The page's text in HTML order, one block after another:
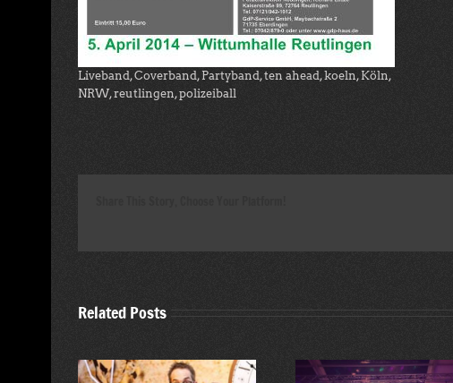
Liveband, Coverband, Partyband, ten ahead, koeln, Köln,
NRW, reutlingen, polizeiball
Related Posts